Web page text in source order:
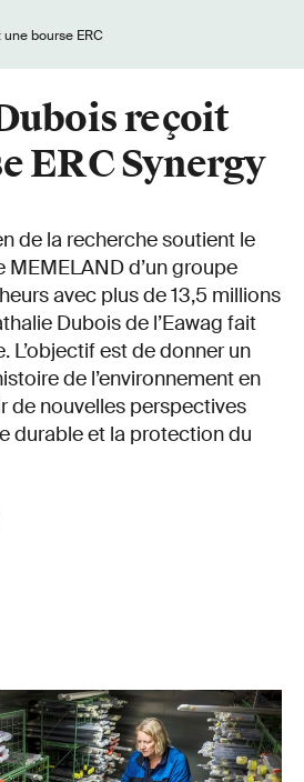
reçoit
ERC Synergy
de la recherche soutient le
d’un groupe
avec plus de 13,5 millions
Dubois de l’Eawag fait
L’objectif est de donner un
de l’environnement en
de nouvelles perspectives
durable et la protection du